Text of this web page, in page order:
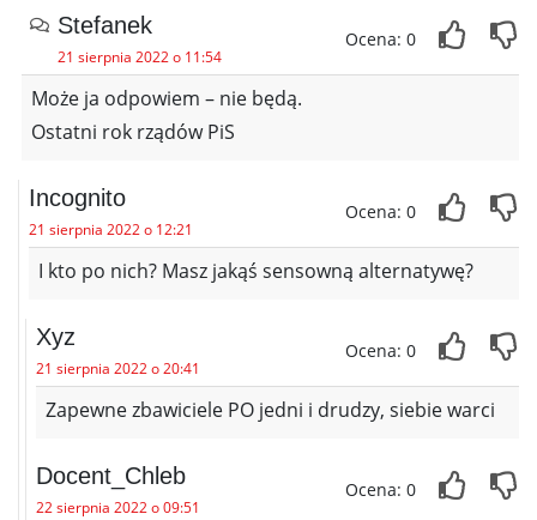
Stefanek
21 sierpnia 2022 o 11:54
Ocena: 0
Może ja odpowiem – nie będą.
Ostatni rok rządów PiS
Incognito
21 sierpnia 2022 o 12:21
Ocena: 0
I kto po nich? Masz jakąś sensowną alternatywę?
Xyz
21 sierpnia 2022 o 20:41
Ocena: 0
Zapewne zbawiciele PO jedni i drudzy, siebie warci
Docent_Chleb
22 sierpnia 2022 o 09:51
Ocena: 0